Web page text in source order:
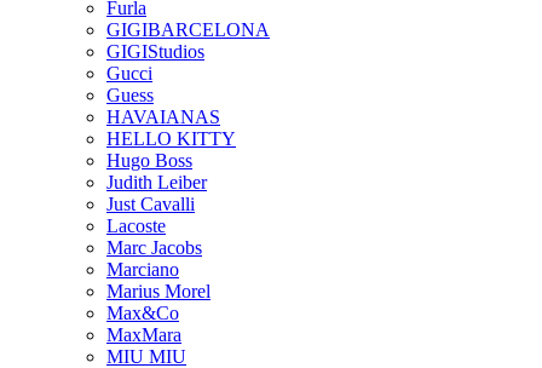
Furla
GIGIBARCELONA
GIGIStudios
Gucci
Guess
HAVAIANAS
HELLO KITTY
Hugo Boss
Judith Leiber
Just Cavalli
Lacoste
Marc Jacobs
Marciano
Marius Morel
Max&Co
MaxMara
MIU MIU